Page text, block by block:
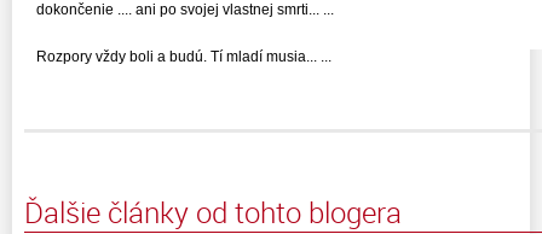
dokončenie .... ani po svojej vlastnej smrti... ...
Rozpory vždy boli a budú. Tí mladí musia... ...
Ďalšie články od tohto blogera